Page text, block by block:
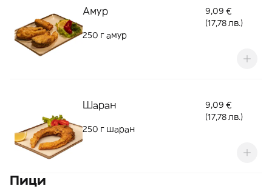
Амур
9,09 €
(17,78 лв.)
250 г амур
Шаран
9,09 €
(17,78 лв.)
250 г шаран
Пици